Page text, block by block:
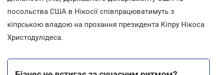
посольства США в Нікосії співпрацюватимуть з
кіпрською владою на прохання президента Кіпру Нікоса
Христодулідеса.